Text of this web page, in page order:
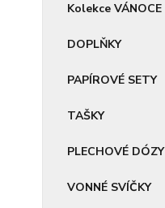
Kolekce VÁNOCE
DOPLŇKY
PAPÍROVÉ SETY
TAŠKY
PLECHOVÉ DÓZY
VONNÉ SVÍČKY